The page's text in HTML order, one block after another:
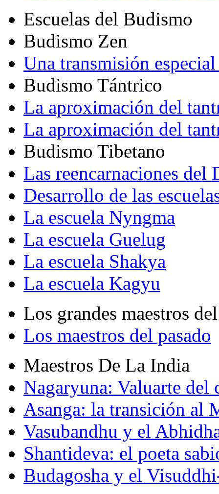
Escuelas del Budismo
Budismo Zen
Una transmisión
Budismo Tántrico
La aproximación del
La aproximación del
Budismo Tibetano
Las reencarnaciones del
Desarrollo de las
La escuela Nyngma
La escuela Guelug
La escuela Shakya
La escuela Kagyu
Los grandes maestros
Los maestros del pasado
Maestros De La India
Nagaryuna: Valuarte del
Asanga: la transición al
Vasubandhu y el
Shantideva: el poeta
Budagosha y el